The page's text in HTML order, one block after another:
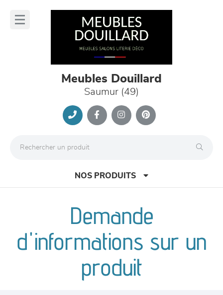
Meubles Douillard
Saumur (49)
NOS PRODUITS
canapés et fauteuils
séjours
meubles de complément
Demande
d'informations sur un
produit